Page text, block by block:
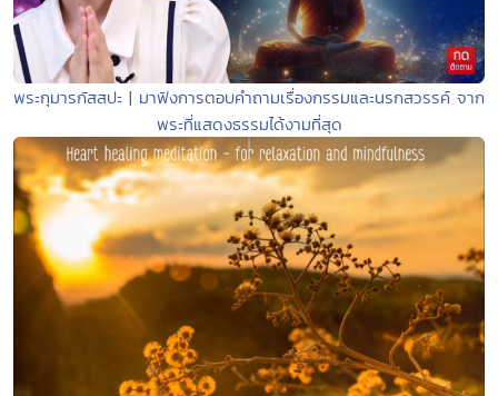
พระกุมารกัสสปะ | มาฟังการตอบคำถามเรื่องกรรมและนรกสวรรค์ จาก
พระที่แสดงธรรมได้งามที่สุด